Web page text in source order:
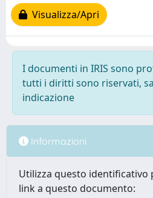
Visualizza/Apri
I documenti in IRIS sono
tutti i diritti sono riservati,
indicazione
Informazioni
Utilizza questo identificativo
link a questo documento: